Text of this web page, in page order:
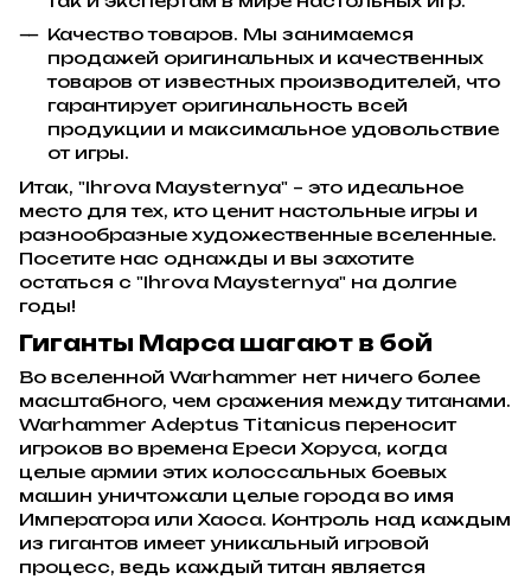
Качество товаров. Мы занимаемся
продажей оригинальных и качественных
товаров от известных производителей, что
гарантирует оригинальность всей
продукции и максимальное удовольствие
от игры.
Итак, "Ihrova Maysternya" – это идеальное
место для тех, кто ценит настольные игры и
разнообразные художественные вселенные.
Посетите нас однажды и вы захотите
остаться с "Ihrova Maysternya" на долгие
годы!
Гиганты Марса шагают в бой
Во вселенной Warhammer нет ничего более
масштабного, чем сражения между титанами.
Warhammer Adeptus Titanicus переносит
игроков во времена Ереси Хоруса, когда
целые армии этих колоссальных боевых
машин уничтожали целые города во имя
Императора или Хаоса. Контроль над каждым
из гигантов имеет уникальный игровой
процесс, ведь каждый титан является